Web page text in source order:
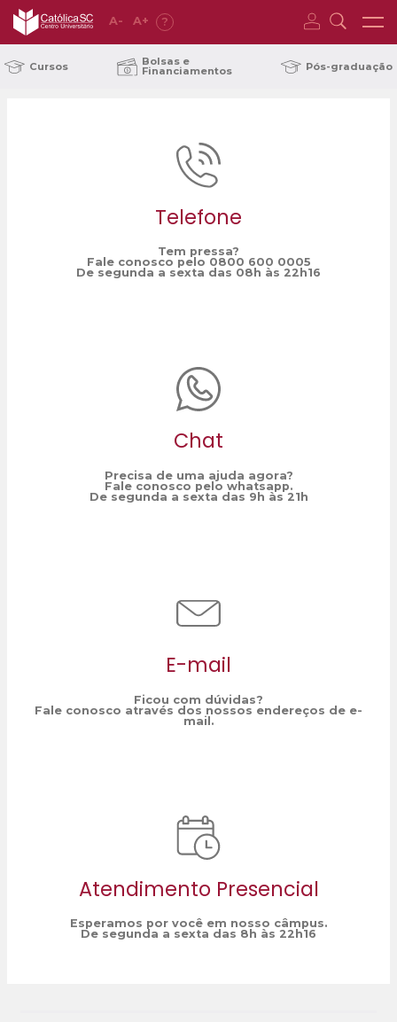
A- A+ ?
Cursos Bolsas e
Financiamentos Pós-graduação
Telefone
Tem pressa?
Fale conosco pelo 0800 600 0005
De segunda a sexta das 08h às 22h16
Chat
Precisa de uma ajuda agora?
Fale conosco pelo whatsapp.
De segunda a sexta das 9h às 21h
E-mail
Ficou com dúvidas?
Fale conosco através dos nossos endereços de e-
mail.
Atendimento Presencial
Esperamos por você em nosso câmpus.
De segunda a sexta das 8h às 22h16